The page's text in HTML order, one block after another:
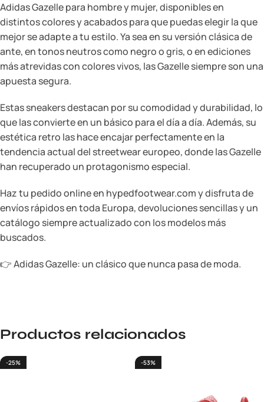
Adidas Gazelle para hombre y mujer, disponibles en
distintos colores y acabados para que puedas elegir la que
mejor se adapte a tu estilo. Ya sea en su versión clásica de
ante, en tonos neutros como negro o gris, o en ediciones
más atrevidas con colores vivos, las Gazelle siempre son una
apuesta segura.
Estas sneakers destacan por su comodidad y durabilidad, lo
que las convierte en un básico para el día a día. Además, su
estética retro las hace encajar perfectamente en la
tendencia actual del streetwear europeo, donde las Gazelle
han recuperado un protagonismo especial.
Haz tu pedido online en hypedfootwear.com y disfruta de
envíos rápidos en toda Europa, devoluciones sencillas y un
catálogo siempre actualizado con los modelos más
buscados.
👉 Adidas Gazelle: un clásico que nunca pasa de moda.
Productos relacionados
-25% -53%